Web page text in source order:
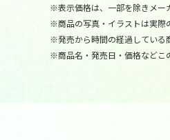
※表示価格は、一部を除きメー
※商品の写真・イラストは実際
※発売から時間の経過している
※商品名・発売日・価格などこ